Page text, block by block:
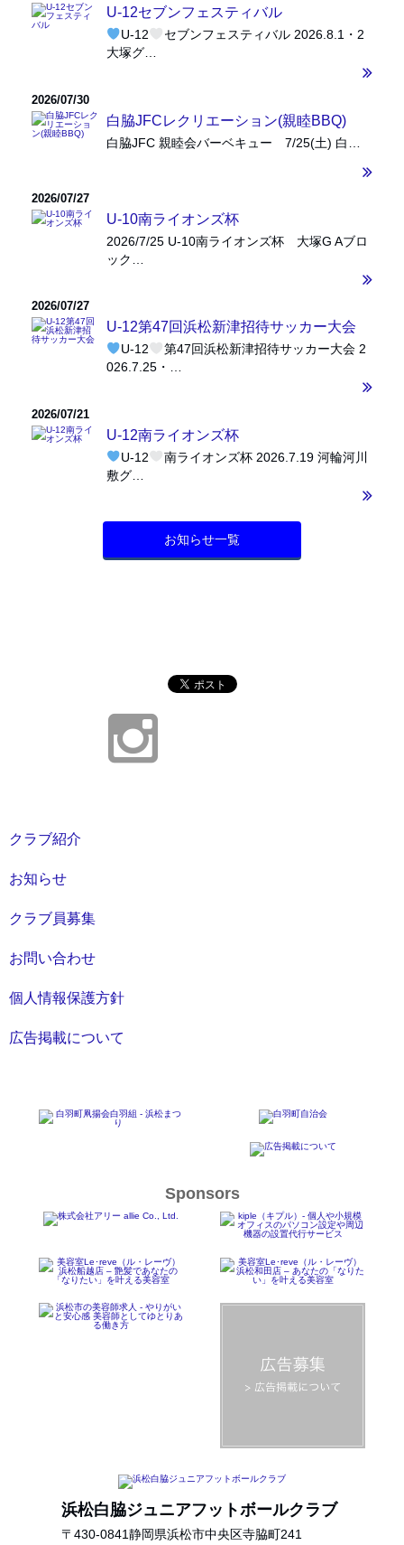
U-12セブンフェスティバル
U-12
セブンフェスティバル 2026.8.1・2
大塚グ…
2026/07/30
白脇JFCレクリエーション(親睦BBQ)
白脇JFC 親睦会バーベキュー 7/25(土) 白…
2026/07/27
U-10南ライオンズ杯
2026/7/25 U-10南ライオンズ杯 大塚G Aブロ
ック…
2026/07/27
U-12第47回浜松新津招待サッカー大会
U-12
第47回浜松新津招待サッカー大会 2
026.7.25・…
2026/07/21
U-12南ライオンズ杯
U-12
南ライオンズ杯 2026.7.19 河輪河川
敷グ…
お知らせ一覧
クラブ紹介
お知らせ
クラブ員募集
お問い合わせ
個人情報保護方針
広告掲載について
Sponsors
浜松白脇ジュニアフットボールクラブ
〒 430-0841静岡県浜松市中央区寺脇町241